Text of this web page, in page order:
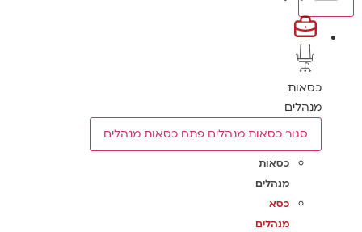
כסאות
מנהלים
סגור כסאות מנהלים פתח כסאות מנהלים
כסאות
מנהלים
כסא
מנהלים